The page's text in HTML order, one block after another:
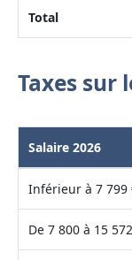
Total
Taxes sur
Salaire 2026
Inférieur à 7 799
De 7 800 à 15